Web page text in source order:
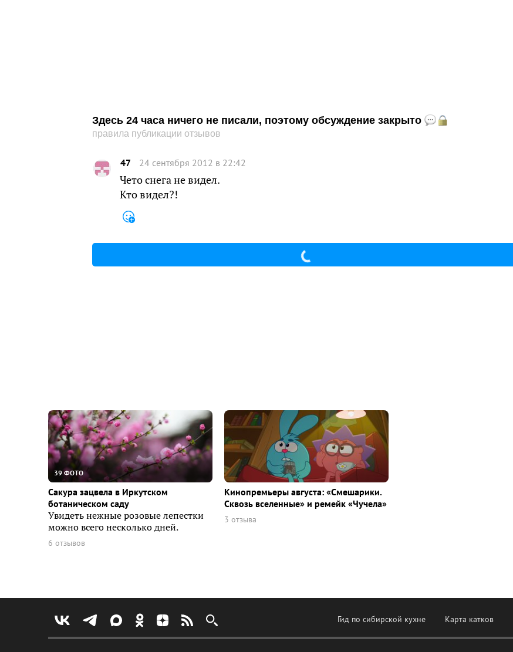
Здесь 24 часа ничего не писали, поэтому обсуждение закрыто
правила публикации отзывов
47 24 сентября 2012 в 22:42
Чето снега не видел.
Кто видел?!
39 ФОТО
Сакура зацвела в Иркутском
ботаническом саду
Увидеть нежные розовые лепестки
можно всего несколько дней.
6 отзывов
Кинопремьеры августа: «Смешарики.
Сквозь вселенные» и ремейк «Чучела»
3 отзыва
Гид по сибирской кухне Карта катков